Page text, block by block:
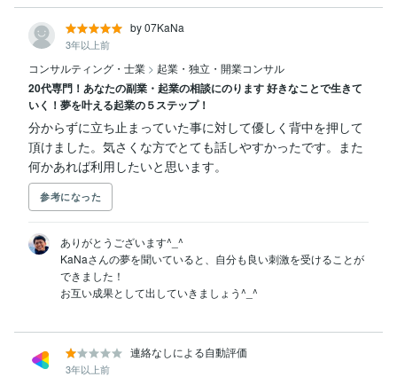
by 07KaNa
3年以上前
コンサルティング・士業 > 起業・独立・開業コンサル
20代専門！あなたの副業・起業の相談にのります 好きなことで生きて
いく！夢を叶える起業の５ステップ！
分からずに立ち止まっていた事に対して優しく背中を押して
頂けました。気さくな方でとても話しやすかったです。また
何かあれば利用したいと思います。
参考になった
ありがとうございます^_^
KaNaさんの夢を聞いていると、自分も良い刺激を受けることが
できました！
連絡なしによる自動評価
3年以上前